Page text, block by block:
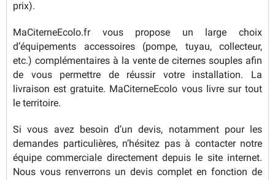
prix).
MaCiterneEcolo.fr vous propose un large choix
d’équipements accessoires (pompe, tuyau, collecteur,
etc.) complémentaires à la vente de citernes souples afin
de vous permettre de réussir votre installation. La
livraison est gratuite. MaCiterneEcolo vous livre sur tout
le territoire.
Si vous avez besoin d’un devis, notamment pour les
demandes particulières, n’hésitez pas à contacter notre
équipe commerciale directement depuis le site internet.
Nous vous renverrons un devis complet en fonction de